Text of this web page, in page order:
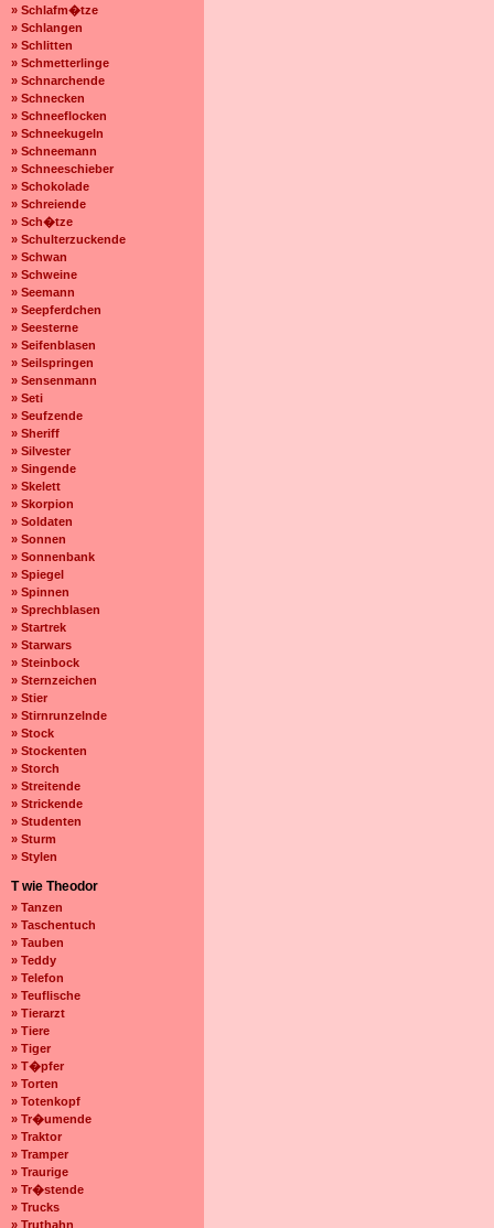
» Schlafm�tze
» Schlangen
» Schlitten
» Schmetterlinge
» Schnarchende
» Schnecken
» Schneeflocken
» Schneekugeln
» Schneemann
» Schneeschieber
» Schokolade
» Schreiende
» Sch�tze
» Schulterzuckende
» Schwan
» Schweine
» Seemann
» Seepferdchen
» Seesterne
» Seifenblasen
» Seilspringen
» Sensenmann
» Seti
» Seufzende
» Sheriff
» Silvester
» Singende
» Skelett
» Skorpion
» Soldaten
» Sonnen
» Sonnenbank
» Spiegel
» Spinnen
» Sprechblasen
» Startrek
» Starwars
» Steinbock
» Sternzeichen
» Stier
» Stirnrunzelnde
» Stock
» Stockenten
» Storch
» Streitende
» Strickende
» Studenten
» Sturm
» Stylen
T wie Theodor
» Tanzen
» Taschentuch
» Tauben
» Teddy
» Telefon
» Teuflische
» Tierarzt
» Tiere
» Tiger
» T�pfer
» Torten
» Totenkopf
» Tr�umende
» Traktor
» Tramper
» Traurige
» Tr�stende
» Trucks
» Truthahn